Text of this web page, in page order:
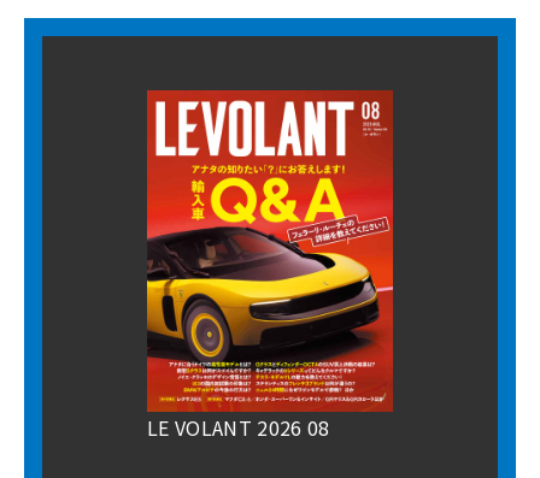
LE VOLANT 2026 08